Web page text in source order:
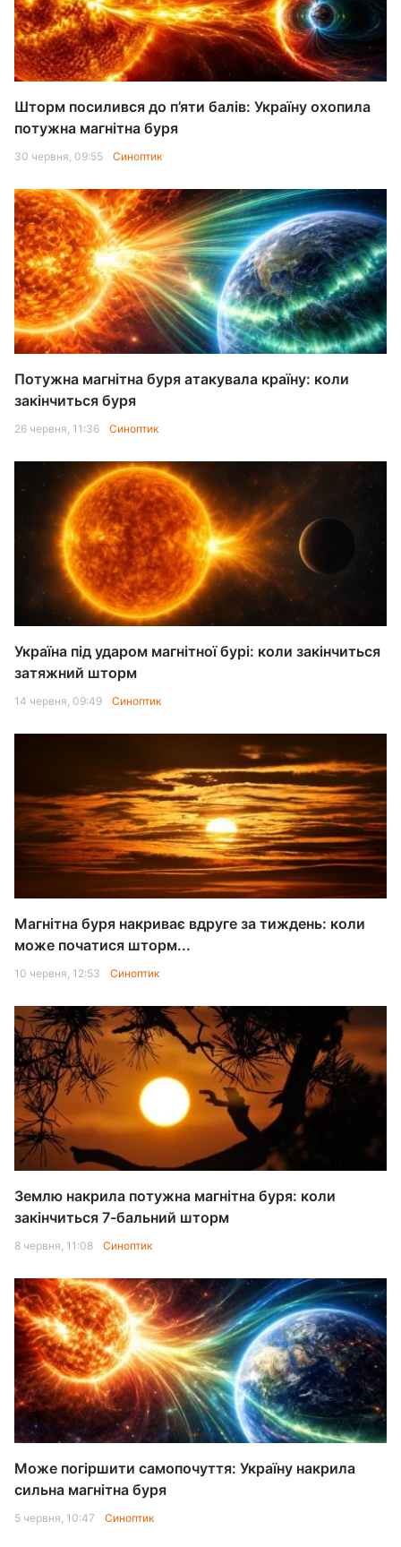
Шторм посилився до п’яти балів: Україну охопила
потужна магнітна буря
30 червня, 09:55 Синоптик
Потужна магнітна буря атакувала країну: коли
закінчиться буря
26 червня, 11:36 Синоптик
Україна під ударом магнітної бурі: коли закінчиться
затяжний шторм
14 червня, 09:49 Синоптик
Магнітна буря накриває вдруге за тиждень: коли
може початися шторм...
10 червня, 12:53 Синоптик
Землю накрила потужна магнітна буря: коли
закінчиться 7-бальний шторм
8 червня, 11:08 Синоптик
Може погіршити самопочуття: Україну накрила
сильна магнітна буря
5 червня, 10:47 Синоптик